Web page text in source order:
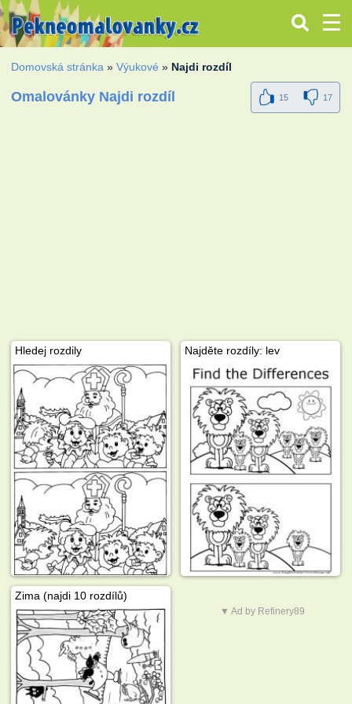
Domovská stránka »Výukové » Najdi rozdíl
Omalovánky Najdi rozdíl 15 17
Hledej rozdily Najděte rozdíly: lev
Zima (najdi 10 rozdílů)
▼ Ad by Refinery89